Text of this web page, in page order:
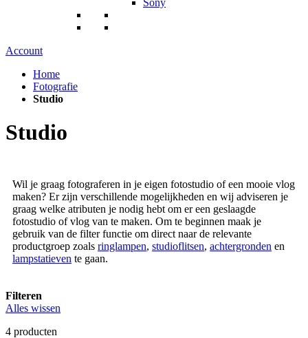
Sony
Account
Home
Fotografie
Studio
Studio
Wil je graag fotograferen in je eigen fotostudio of een mooie vlog
maken? Er zijn verschillende mogelijkheden en wij adviseren je
graag welke atributen je nodig hebt om er een geslaagde
fotostudio of vlog van te maken. Om te beginnen maak je
gebruik van de filter functie om direct naar de relevante
productgroep zoals ringlampen, studioflitsen, achtergronden en
lampstatieven te gaan.
Filteren
Alles wissen
4 producten